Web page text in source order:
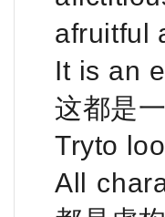
afruitful
It is an
这都是
Tryto
All